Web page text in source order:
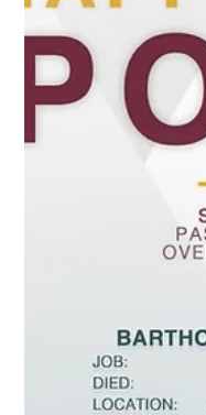
て、川沿いでパウロに
う原語は、｢完全に開
で、すでに少しばかり
理解できたということ